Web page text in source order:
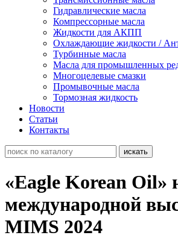
Гидравлические масла
Компрессорные масла
Жидкости для АКПП
Охлаждающие жидкости /
Турбинные масла
Масла для промышленных
Многоцелевые смазки
Промывочные масла
Тормозная жидкость
Новости
Статьи
Контакты
«Eagle Korean Oil»
международной
MIMS 2024